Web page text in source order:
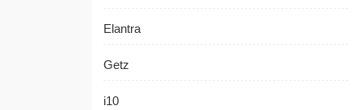
Elantra
Getz
i10